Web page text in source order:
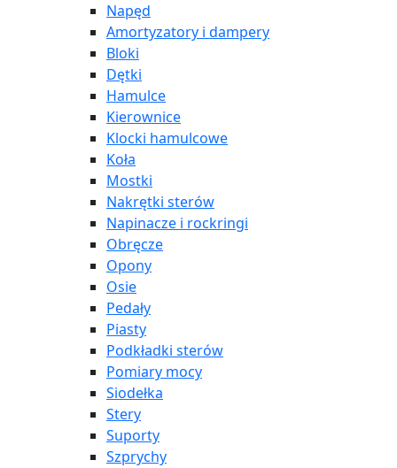
Napęd
Amortyzatory i dampery
Bloki
Dętki
Hamulce
Kierownice
Klocki hamulcowe
Koła
Mostki
Nakrętki sterów
Napinacze i rockringi
Obręcze
Opony
Osie
Pedały
Piasty
Podkładki sterów
Pomiary mocy
Siodełka
Stery
Suporty
Szprychy